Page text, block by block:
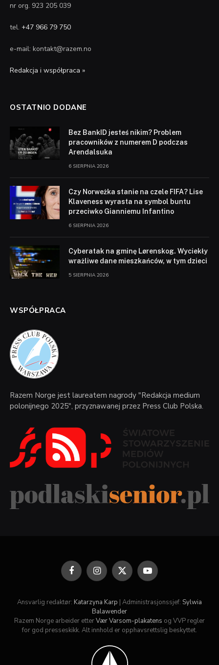
nr org. 923 205 039
tel. +47 966 79 750
e-mail: kontakt@razem.no
Redakcja i współpraca »
OSTATNIO DODANE
Bez BankID jesteś nikim? Problem
pracowników z numerem D podczas
Arendalsuka
6 SIERPNIA 2026
Czy Norweżka stanie na czele FIFA? Lise
Klaveness wyrasta na symbol buntu
przeciwko Gianniemu Infantino
6 SIERPNIA 2026
Cyberatak na gminę Lørenskog. Wyciekły
wrażliwe dane mieszkańców, w tym dzieci
5 SIERPNIA 2026
WSPÓŁPRACA
Razem Norge jest laureatem nagrody "Redakcja medium
polonijnego 2025", przyznawanej przez Press Club Polska.
FacebookInstagram
X
(Twitter)
YouTube
Ansvarlig redaktør: Katarzyna Karp | Administrasjonssjef: Sylwia
Balawender
Razem Norge arbeider etterVær Varsom-plakatens og VVP regler
for god presseskikk. Alt innhold er opphavsrettslig beskyttet.